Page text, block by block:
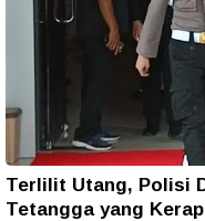
Terlilit Utang, Polisi
Tetangga yang